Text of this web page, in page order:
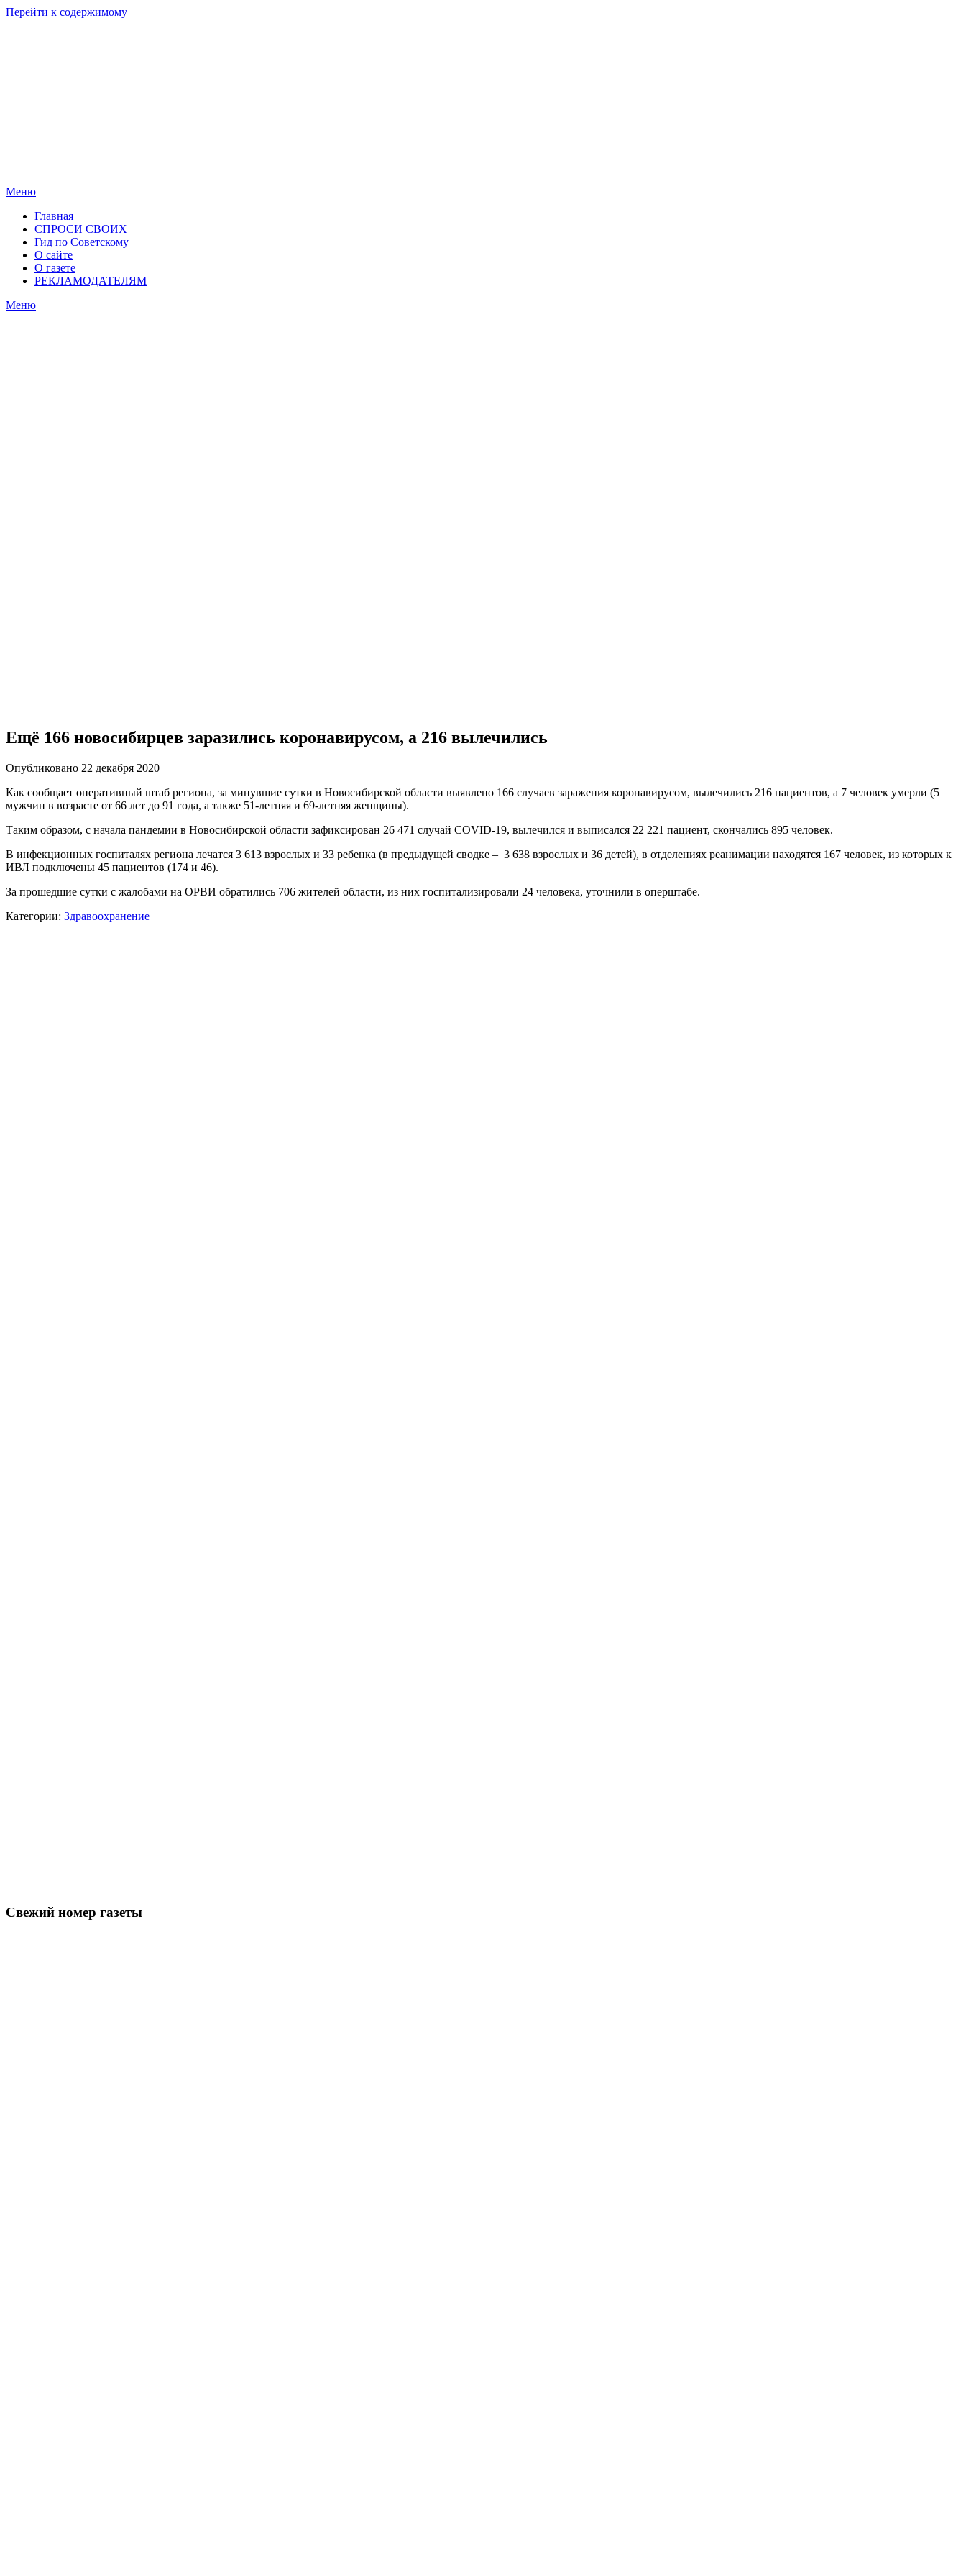
Перейти к содержимому
Меню
Главная
СПРОСИ СВОИХ
Гид по Советскому
О сайте
О газете
РЕКЛАМОДАТЕЛЯМ
Меню
Ещё 166 новосибирцев заразились коронавирусом, а 216 вылечились
Опубликовано 22 декабря 2020
Как сообщает оперативный штаб региона, за минувшие сутки в Новосибирской области выявлено 166 случаев заражения коронавирусом, вылечились 216 пациентов, а 7 человек умерли (5
мужчин в возрасте от 66 лет до 91 года, а также 51-летняя и 69-летняя женщины).
Таким образом, с начала пандемии в Новосибирской области зафиксирован 26 471 случай COVID-19, вылечился и выписался 22 221 пациент, скончались 895 человек.
В инфекционных госпиталях региона лечатся 3 613 взрослых и 33 ребенка (в предыдущей сводке – 3 638 взрослых и 36 детей), в отделениях реанимации находятся 167 человек, из которых к
ИВЛ подключены 45 пациентов (174 и 46).
За прошедшие сутки с жалобами на ОРВИ обратились 706 жителей области, из них госпитализировали 24 человека, уточнили в оперштабе.
Категории: Здравоохранение
Свежий номер газеты